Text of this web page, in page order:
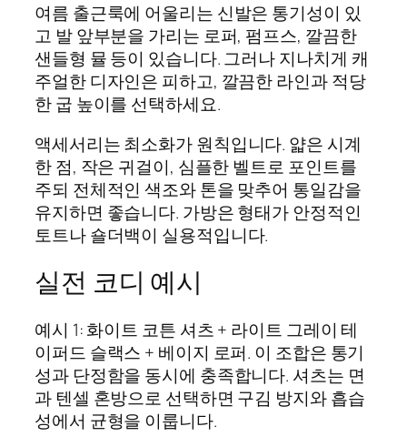
여름 출근룩에 어울리는 신발은 통기성이 있
고 발 앞부분을 가리는 로퍼, 펌프스, 깔끔한
샌들형 뮬 등이 있습니다. 그러나 지나치게 캐
주얼한 디자인은 피하고, 깔끔한 라인과 적당
한 굽 높이를 선택하세요.
액세서리는 최소화가 원칙입니다. 얇은 시계
한 점, 작은 귀걸이, 심플한 벨트로 포인트를
주되 전체적인 색조와 톤을 맞추어 통일감을
유지하면 좋습니다. 가방은 형태가 안정적인
토트나 숄더백이 실용적입니다.
실전 코디 예시
예시 1: 화이트 코튼 셔츠 + 라이트 그레이 테
이퍼드 슬랙스 + 베이지 로퍼. 이 조합은 통기
성과 단정함을 동시에 충족합니다. 셔츠는 면
과 텐셀 혼방으로 선택하면 구김 방지와 흡습
성에서 균형을 이룹니다.